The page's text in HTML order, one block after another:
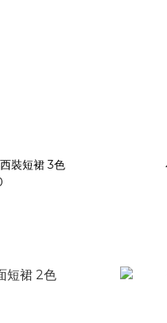
裝短裙 3色